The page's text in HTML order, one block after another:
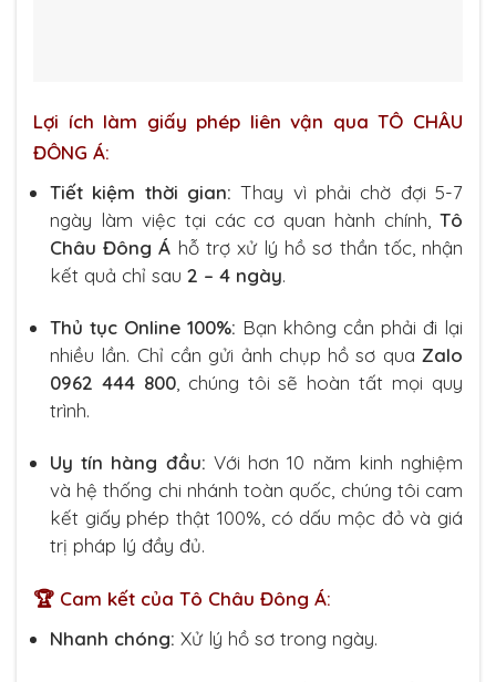
Lợi ích làm giấy phép liên vận qua TÔ CHÂU
ĐÔNG Á:
Tiết kiệm thời gian: Thay vì phải chờ đợi 5-7
ngày làm việc tại các cơ quan hành chính, Tô
Châu Đông Á hỗ trợ xử lý hồ sơ thần tốc, nhận
kết quả chỉ sau 2 – 4 ngày.
Thủ tục Online 100%: Bạn không cần phải đi lại
nhiều lần. Chỉ cần gửi ảnh chụp hồ sơ qua Zalo
0962 444 800, chúng tôi sẽ hoàn tất mọi quy
trình.
Uy tín hàng đầu: Với hơn 10 năm kinh nghiệm
và hệ thống chi nhánh toàn quốc, chúng tôi cam
kết giấy phép thật 100%, có dấu mộc đỏ và giá
trị pháp lý đầy đủ.
🏆 Cam kết của Tô Châu Đông Á:
Nhanh chóng: Xử lý hồ sơ trong ngày.